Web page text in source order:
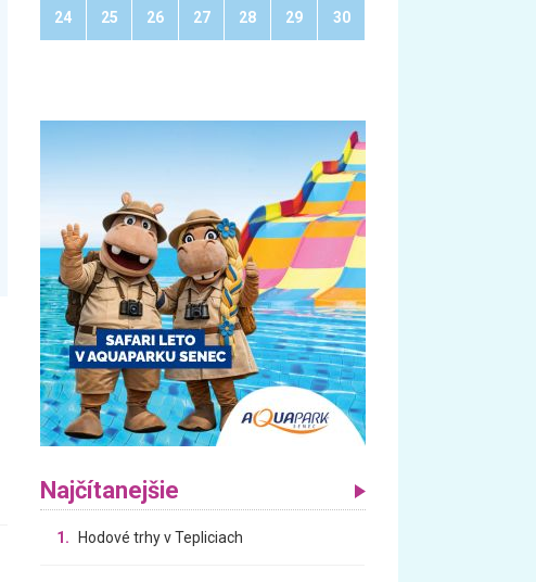
24 25 26 27 28 29 30
Najčítanejšie
1. Hodové trhy v Tepliciach